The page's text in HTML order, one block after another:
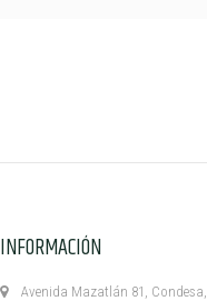
INFORMACIÓN
Avenida Mazatlán 81, Condesa,